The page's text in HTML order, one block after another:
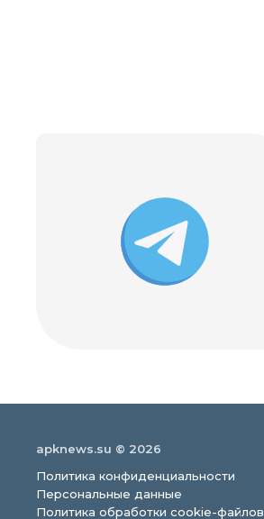
apknews.su © 2026
Политика конфиденциальности
Персональные данные
Политика обработки cookie-файлов